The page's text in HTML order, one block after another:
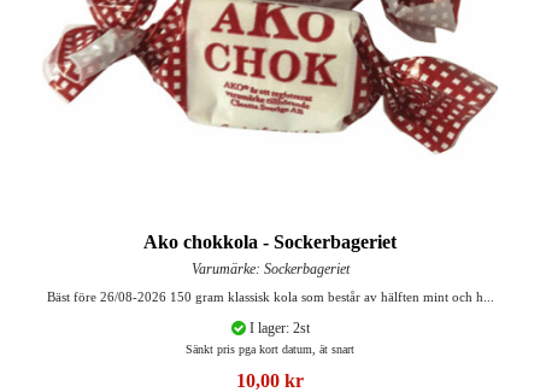
Ako chokkola - Sockerbageriet
Varumärke: Sockerbageriet
Bäst före 26/08-2026 150 gram klassisk kola som består av hälften mint och h...
I lager: 2st
Sänkt pris pga kort datum, ät snart
10,00 kr